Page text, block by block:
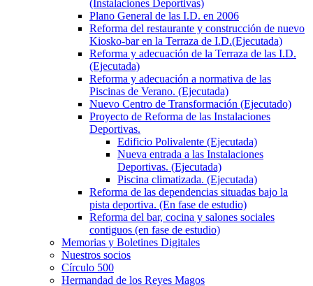
(Instalaciones Deportivas)
Plano General de las I.D. en 2006
Reforma del restaurante y construcción de nuevo
Kiosko-bar en la Terraza de I.D.(Ejecutada)
Reforma y adecuación de la Terraza de las I.D.
(Ejecutada)
Reforma y adecuación a normativa de las
Piscinas de Verano. (Ejecutada)
Nuevo Centro de Transformación (Ejecutado)
Proyecto de Reforma de las Instalaciones
Deportivas.
Edificio Polivalente (Ejecutada)
Nueva entrada a las Instalaciones
Deportivas. (Ejecutada)
Piscina climatizada. (Ejecutada)
Reforma de las dependencias situadas bajo la
pista deportiva. (En fase de estudio)
Reforma del bar, cocina y salones sociales
contiguos (en fase de estudio)
Memorias y Boletines Digitales
Nuestros socios
Círculo 500
Hermandad de los Reyes Magos